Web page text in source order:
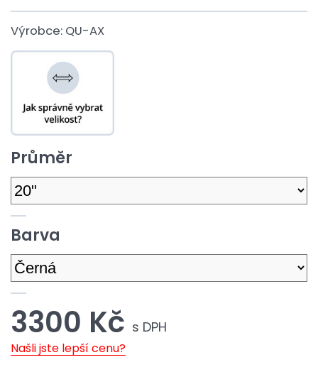
Výrobce: QU-AX
Průměr
Barva
3300 Kč s DPH
Našli jste lepší cenu?